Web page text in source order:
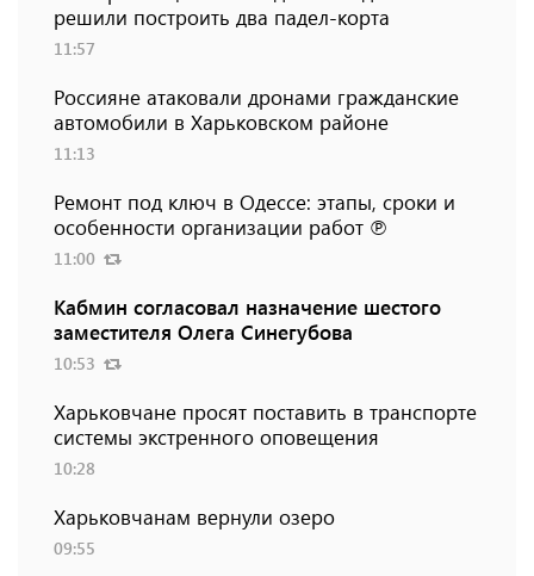
решили построить два падел-корта
11:57
Россияне атаковали дронами гражданские
автомобили в Харьковском районе
11:13
Ремонт под ключ в Одессе: этапы, сроки и
особенности организации работ ℗
11:00
Кабмин согласовал назначение шестого
заместителя Олега Синегубова
10:53
Харьковчане просят поставить в транспорте
системы экстренного оповещения
10:28
Харьковчанам вернули озеро
09:55